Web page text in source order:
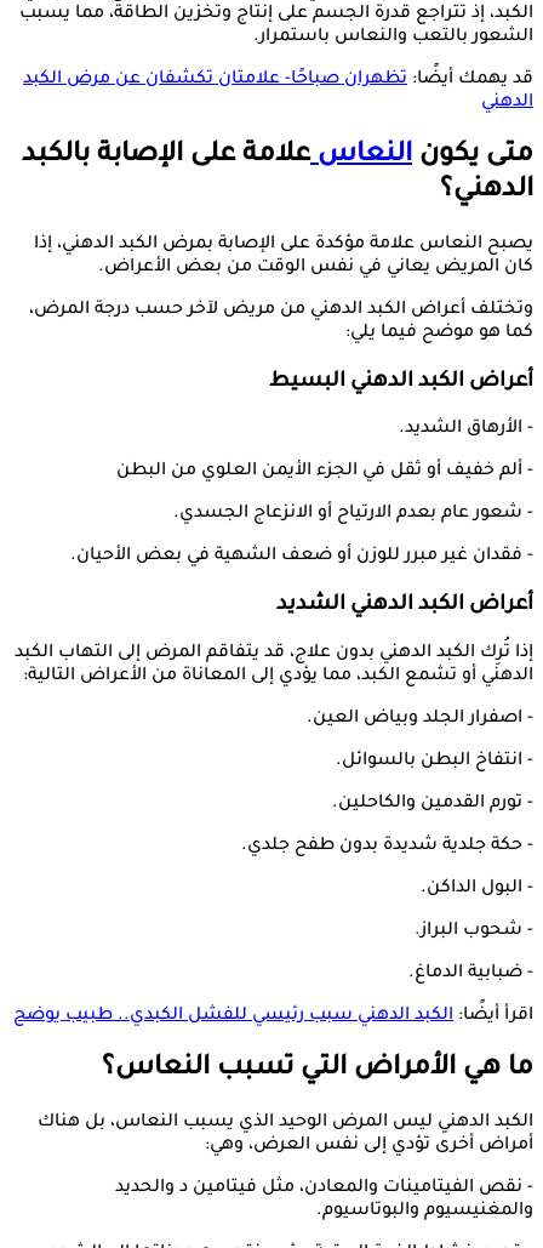
الكبد، إذ تتراجع قدرة الجسم على إنتاج وتخزين الطاقة، مما يسبب
الشعور بالتعب والنعاس باستمرار.
قد يهمك أيضًا: تظهران صباحًا- علامتان تكشفان عن مرض الكبد
الدهني
متى يكون النعاسعلامة على الإصابة بالكبد
الدهني؟
يصبح النعاس علامة مؤكدة على الإصابة بمرض الكبد الدهني، إذا
كان المريض يعاني في نفس الوقت من بعض الأعراض.
وتختلف أعراض الكبد الدهني من مريض لآخر حسب درجة المرض،
كما هو موضح فيما يلي:
أعراض الكبد الدهني البسيط
- الأرهاق الشديد.
- ألم خفيف أو ثقل في الجزء الأيمن العلوي من البطن
- شعور عام بعدم الارتياح أو الانزعاج الجسدي.
- فقدان غير مبرر للوزن أو ضعف الشهية في بعض الأحيان.
أعراض الكبد الدهني الشديد
إذا تُرِك الكبد الدهني بدون علاج، قد يتفاقم المرض إلى التهاب الكبد
الدهني أو تشمع الكبد، مما يؤدي إلى المعاناة من الأعراض التالية:
- اصفرار الجلد وبياض العين.
- انتفاخ البطن بالسوائل.
- تورم القدمين والكاحلين.
- حكة جلدية شديدة بدون طفح جلدي.
- البول الداكن.
- شحوب البراز.
- ضبابية الدماغ.
اقرأ أيضًا: الكبد الدهني سبب رئيسي للفشل الكبدي.. طبيب يوضح
ما هي الأمراض التي تسبب النعاس؟
الكبد الدهني ليس المرض الوحيد الذي يسبب النعاس، بل هناك
أمراض أخرى تؤدي إلى نفس العرض، وهي:
- نقص الفيتامينات والمعادن، مثل فيتامين د والحديد
والمغنيسيوم والبوتاسيوم.